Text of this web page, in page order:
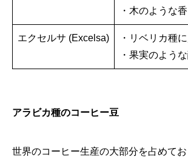
・木のような
エクセルサ (Excelsa)
・リベリカ種
・果実のよう
アラビカ種のコーヒー豆
世界のコーヒー生産の大部分を占めて